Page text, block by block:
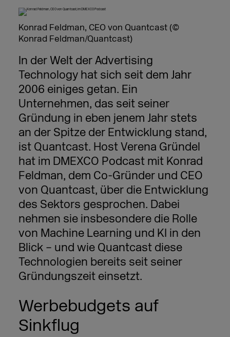
Konrad Feldman, CEO von Quantcast (©
Konrad Feldman/Quantcast)
In der Welt der Advertising
Technology hat sich seit dem Jahr
2006 einiges getan. Ein
Unternehmen, das seit seiner
Gründung in eben jenem Jahr stets
an der Spitze der Entwicklung stand,
ist Quantcast. Host Verena Gründel
hat im DMEXCO Podcast mit Konrad
Feldman, dem Co-Gründer und CEO
von Quantcast, über die Entwicklung
des Sektors gesprochen. Dabei
nehmen sie insbesondere die Rolle
von Machine Learning und KI in den
Blick – und wie Quantcast diese
Technologien bereits seit seiner
Gründungszeit einsetzt.
Werbebudgets auf
Sinkflug